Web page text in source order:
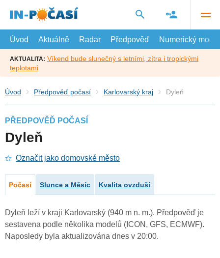
hlavní
Úvod
Aktuálně Radar Předpověď Numerický model
AKTUALITA: Víkend bude slunečný s letními, zítra i tropickými
teplotami
Úvod Předpověď počasí Karlovarský kraj Dyleň
PŘEDPOVĚĎ POČASÍ
Dyleň
Označit jako domovské město
Počasí Slunce a Měsíc Kvalita ovzduší
Dyleň leží v kraji Karlovarský (940 m n. m.). Předpověď je
sestavena podle několika modelů (ICON, GFS, ECMWF).
Naposledy byla aktualizována dnes v 20:00.